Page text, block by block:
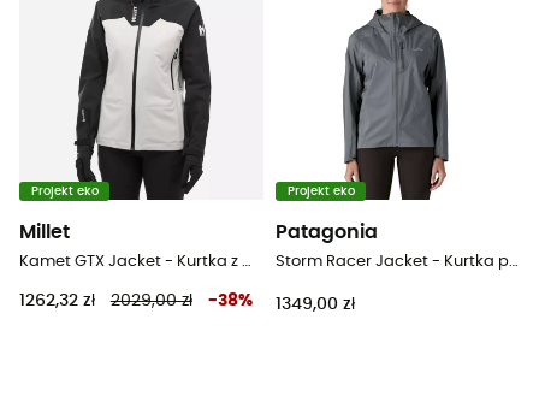
Projekt eko
Millet
Kamet GTX Jacket - Kurtka z membraną damska
1262,32 zł 2029,00 zł -38%
Projekt eko
Patagonia
Storm Racer Jacket - Kurtka przeciwdeszczowa damska
1349,00 zł